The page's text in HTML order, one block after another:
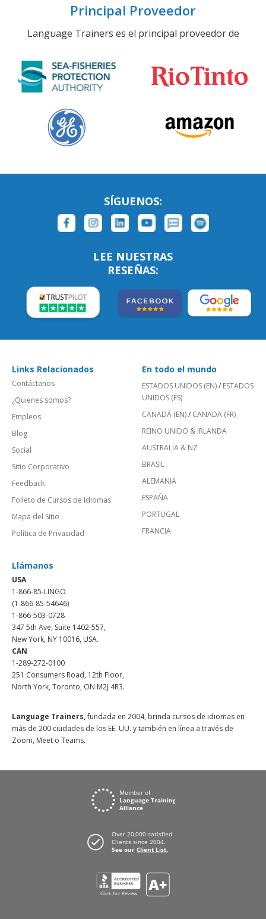
Principal Proveedor
Language Trainers es el principal proveedor de
SÍGUENOS:
LEE NUESTRAS
RESEÑAS:
Links Relacionados
Contáctanos
¿Quienes somos?
Empleos
Blog
Social
Sitio Corporativo
Feedback
Folleto de Cursos de Idiomas
Mapa del Sitio
Política de Privacidad
En todo el mundo
ESTADOS UNIDOS (EN)/ ESTADOS
UNIDOS (ES)
CANADÁ (EN)/ CANADA (FR)
REINO UNIDO & IRLANDA
AUSTRALIA & NZ
BRASIL
ALEMANIA
ESPAÑA
PORTUGAL
FRANCIA
Llámanos
USA
1-866-85-LINGO
(1-866-85-54646)
1-866-503-0728
347 5th Ave, Suite 1402-557,
New York, NY 10016, USA.
CAN
1-289-272-0100
251 Consumers Road, 12th Floor,
North York, Toronto, ON M2J 4R3.
Language Trainers,fundada en 2004, brinda cursos de idiomas en
más de 200 ciudades de los EE. UU. y también en línea a través de
Zoom, Meet o Teams.